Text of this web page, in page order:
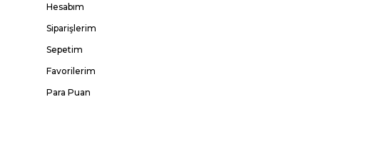
Hesabım
Siparişlerim
Sepetim
Favorilerim
Para Puan